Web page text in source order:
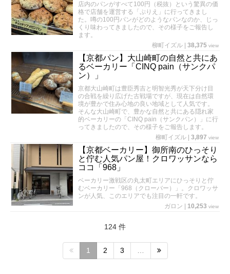
店内のパンがすべて100円（税抜）という驚異の価
格で店舗を運営する「ぷりえ」に行ってきまし
た。噂の100円パンがどのようなパンなのか、じっ
くり味わってきましたので、その様子をご報告し
ます。
柳町イズル
38,375 view
【京都パン】大山崎町の自然と共にあ
るベーカリー「CINQ pain（サンクパ
ン）」
京都大山崎町は豊臣秀吉と明智光秀が天下分け目
の合戦を繰り広げた古戦場ですが、現在は自然環
境が豊かで住み心地の良い地域として人気です。
そんな大山崎町で、豊かな自然と共にある隠れ家
的ベーカリーの「CINQ pain（サンクパン）」に行
ってきましたので、その様子をご報告します。
柳町イズル
3,897 view
【京都ベーカリー】御所南のひっそり
と佇む人気パン屋！クロワッサンなら
ココ「968」
ベーカリー激戦区の丸太町エリアにひっそりと佇
むベーカリー「968（クローバー）」。クロワッサ
ンが人気、このエリアでも注目の一軒です。
ガロン
10,253 view
124 件
1 2 3